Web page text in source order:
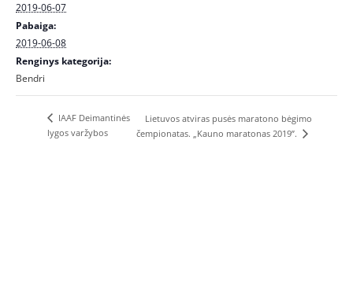
2019-06-07
Pabaiga:
2019-06-08
Renginys kategorija:
Bendri
IAAF Deimantinės
lygos varžybos
Lietuvos atviras pusės maratono bėgimo
čempionatas. „Kauno maratonas 2019”.